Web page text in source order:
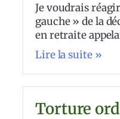
Je voudrais
gauche » de la
en retraite
Lire la suite »
Torture